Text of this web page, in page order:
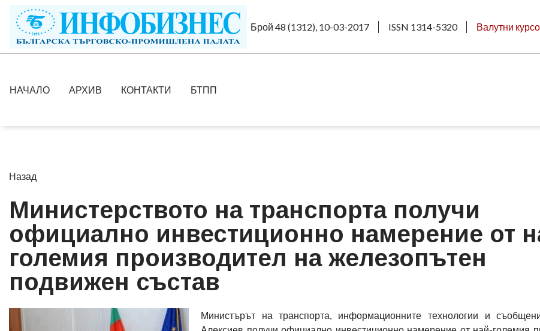
Брой 48 (1312), 10-03-2017 ISSN 1314-5320 Валутни
НАЧАЛО АРХИВ КОНТАКТИ БТПП
Назад
Министерството на транспорта получи
официално инвестиционно намерение от
големия производител на железопътен
подвижен състав
Министърът на транспорта, информационните технологии и